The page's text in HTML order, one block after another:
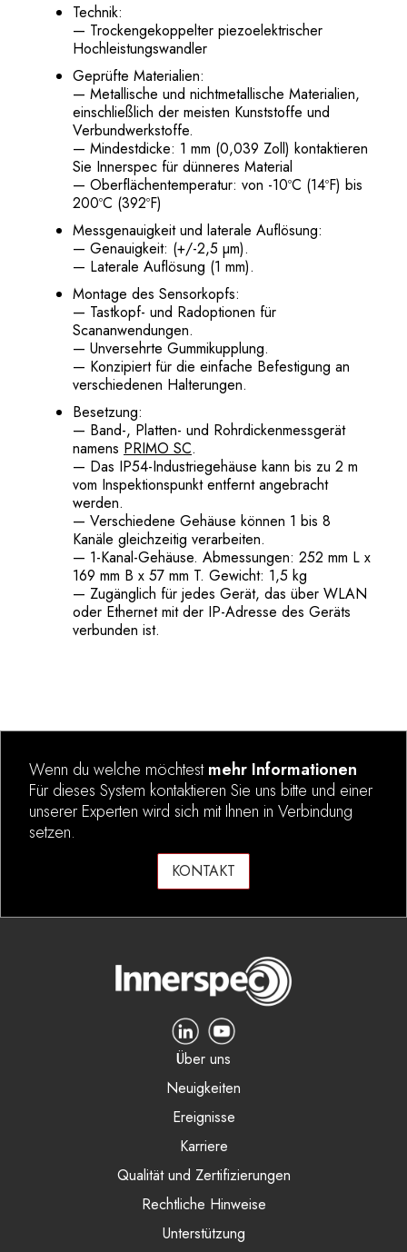
Technik:
— Trockengekoppelter piezoelektrischer
Hochleistungswandler
Geprüfte Materialien:
— Metallische und nichtmetallische Materialien,
einschließlich der meisten Kunststoffe und
Verbundwerkstoffe.
— Mindestdicke: 1 mm (0,039 Zoll) kontaktieren
Sie Innerspec für dünneres Material
— Oberflächentemperatur: von -10ºC (14ºF) bis
200ºC (392ºF)
Messgenauigkeit und laterale Auflösung:
— Genauigkeit: (+/-2,5 µm).
— Laterale Auflösung (1 mm).
Montage des Sensorkopfs:
— Tastkopf- und Radoptionen für
Scananwendungen.
— Unversehrte Gummikupplung.
— Konzipiert für die einfache Befestigung an
verschiedenen Halterungen.
Besetzung:
— Band-, Platten- und Rohrdickenmessgerät
namens PRIMO SC.
— Das IP54-Industriegehäuse kann bis zu 2 m
vom Inspektionspunkt entfernt angebracht
werden.
— Verschiedene Gehäuse können 1 bis 8
Kanäle gleichzeitig verarbeiten.
— 1-Kanal-Gehäuse. Abmessungen: 252 mm L x
169 mm B x 57 mm T. Gewicht: 1,5 kg
— Zugänglich für jedes Gerät, das über WLAN
oder Ethernet mit der IP-Adresse des Geräts
verbunden ist.
Wenn du welche möchtestmehr Informationen
Für dieses System kontaktieren Sie uns bitte und einer
unserer Experten wird sich mit Ihnen in Verbindung
setzen.
KONTAKT
Über uns
Neuigkeiten
Ereignisse
Karriere
Qualität und Zertifizierungen
Rechtliche Hinweise
Unterstützung